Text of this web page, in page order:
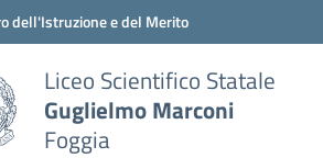
dell'Istruzione e del Merito
Liceo Scientifico Statale
Guglielmo Marconi
Foggia